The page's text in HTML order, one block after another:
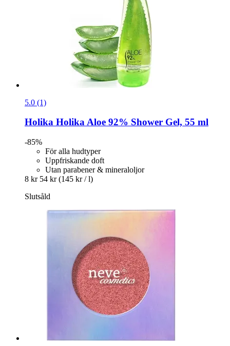
5.0 (1)
Holika HolikaAloe 92% Shower Gel, 55 ml
-85%
För alla hudtyper
Uppfriskande doft
Utan parabener & mineraloljor
8 kr 54 kr (145 kr / l)
Slutsåld